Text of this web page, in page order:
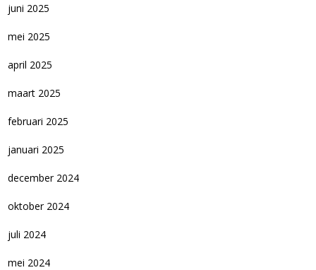
juni 2025
mei 2025
april 2025
maart 2025
februari 2025
januari 2025
december 2024
oktober 2024
juli 2024
mei 2024